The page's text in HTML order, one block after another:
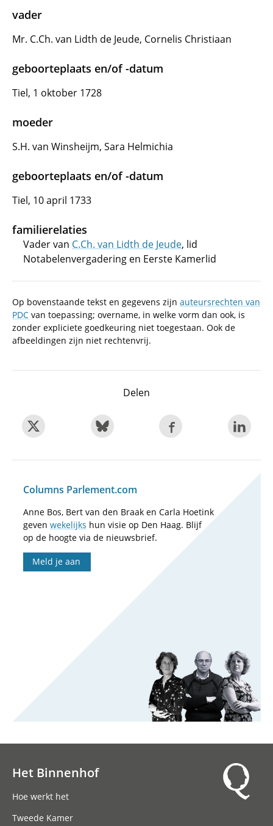
vader
Mr. C.Ch. van Lidth de Jeude, Cornelis Christiaan
geboorteplaats en/of -datum
Tiel, 1 oktober 1728
moeder
S.H. van Winsheijm, Sara Helmichia
geboorteplaats en/of -datum
Tiel, 10 april 1733
familierelaties
Vader van C.Ch. van Lidth de Jeude, lid
Notabelenvergadering en Eerste Kamerlid
Op bovenstaande tekst en gegevens zijn auteursrechten van
PDC van toepassing; overname, in welke vorm dan ook, is
zonder expliciete goedkeuring niet toegestaan. Ook de
afbeeldingen zijn niet rechtenvrij.
Delen
Columns Parlement.com
Anne Bos, Bert van den Braak en Carla Hoetink
geven wekelijks hun visie op Den Haag. Blijf
op de hoogte via de nieuwsbrief.
Meld je aan
Het Binnenhof
Hoe werkt het
Tweede Kamer